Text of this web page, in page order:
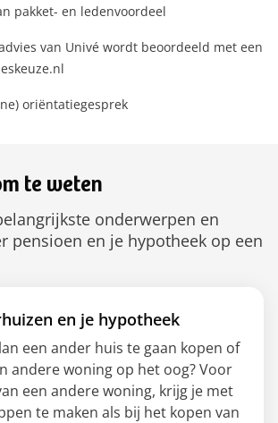
pakket- en ledenvoordeel
van Univé wordt beoordeeld met een
oriëntatiegesprek
te weten
onderwerpen en
pensioen en je hypotheek op een
en je hypotheek
een ander huis te gaan kopen of
andere woning op het oog? Voor
een andere woning, krijg je met
te maken als bij het kopen van